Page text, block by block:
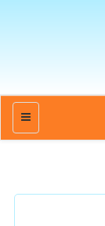
منو